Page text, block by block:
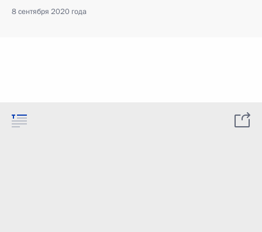
8 сентября 2020 года